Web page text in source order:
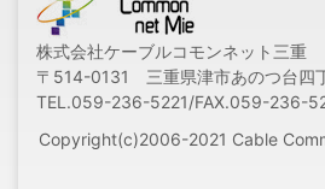
株式会社ケーブルコモンネット三重
〒514-0131 三重県津市あのつ台四
TEL.059-236-5221/FAX.059-236-
Copyright(c)2006-2021 Cable